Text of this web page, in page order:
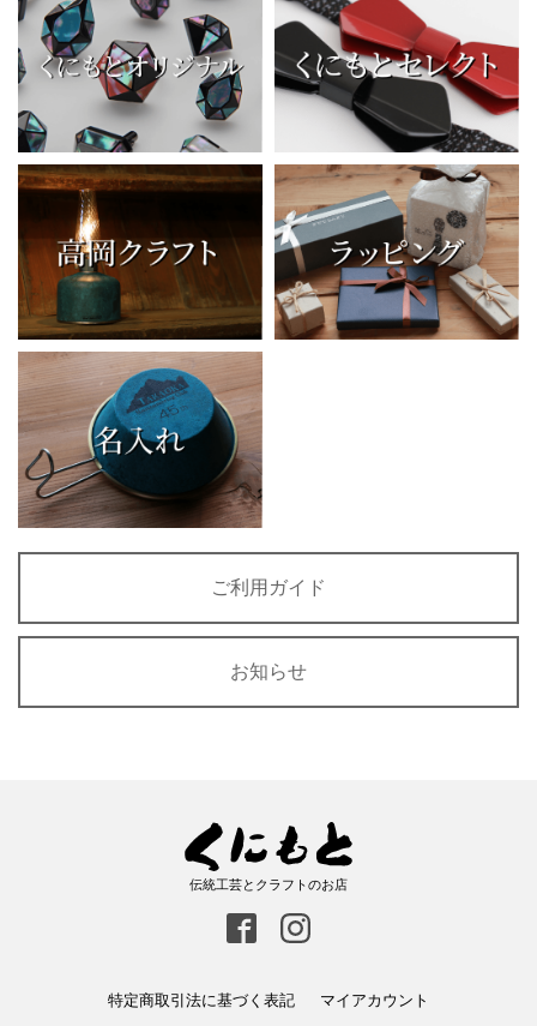
ご利用ガイド
お知らせ
伝統工芸とクラフトのお店
特定商取引法に基づく表記 マイアカウント